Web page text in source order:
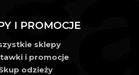
I PROMOCJE
sklepy
i promocje
odzieży